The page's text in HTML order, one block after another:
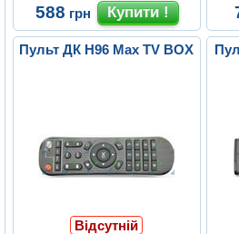
588 грн
Пульт ДК H96 Max TV BOX
Відсутній